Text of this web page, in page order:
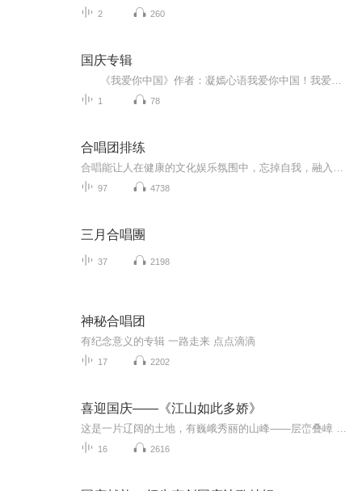
2 260
国庆专辑
1 78
合唱团排练
97 4738
三月合唱團
37 2198
神秘合唱团
有纪念意义的专辑 一路走来 点点滴滴
17 2202
喜迎国庆——《江山如此多娇》
16 2616